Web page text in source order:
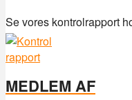
Se vores kontrolrapport
MEDLEM AF